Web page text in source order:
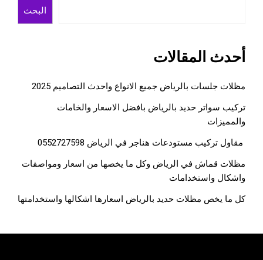
البحث
أحدث المقالات
مظلات جلسات بالرياض جميع الانواع واحدث التصاميم 2025
تركيب سواتر حديد بالرياض بافضل الاسعار والخامات
والمميزات
مقاول تركيب مستودعات هناجر في الرياض 0552727598
مظلات قماش في الرياض وكل ما يخصها من اسعار ومواصفات
واشكال واستخدامات
كل ما يخص مظلات حديد بالرياض اسعارها اشكالها واستخدامتها